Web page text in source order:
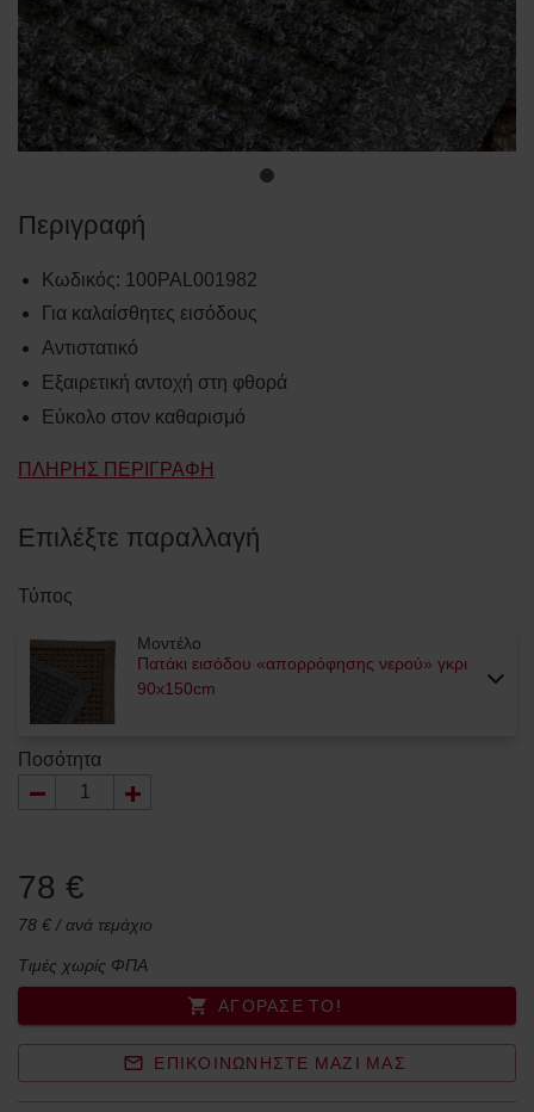
Περιγραφή
Κωδικός: 100PAL001982
Για καλαίσθητες εισόδους
Αντιστατικό
Εξαιρετική αντοχή στη φθορά
Εύκολο στον καθαρισμό
ΠΛΉΡΗΣ ΠΕΡΙΓΡΑΦΉ
Επιλέξτε παραλλαγή
Τύπος
Μοντέλο
Πατάκι εισόδου «απορρόφησης νερού» γκρι
90x150cm
Ποσότητα
78 €
78 € / ανά τεμάχιο
Τιμές χωρίς ΦΠΑ
ΑΓΌΡΑΣΈ ΤΟ!
ΕΠΙΚΟΙΝΩΝΉΣΤΕ ΜΑΖΊ ΜΑΣ